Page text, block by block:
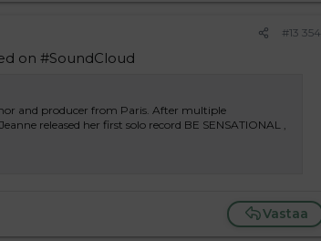
#13 354
on #SoundCloud
and producer from Paris. After multiple
released her first solo record BE SENSATIONAL ,
Vastaa